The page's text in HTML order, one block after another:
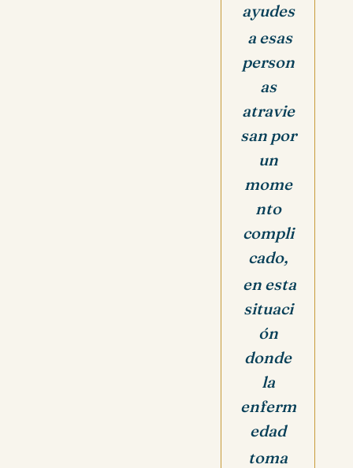
ayudes
a esas
person
as
atravie
san por
un
mome
nto
compli
cado,
en esta
situaci
ón
donde
la
enferm
edad
toma